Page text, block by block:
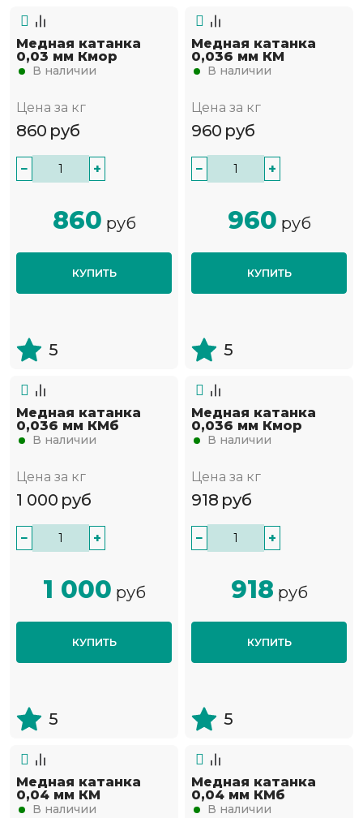
Медная катанка
0,03 мм Кмор
В наличии
Цена за кг
860 руб
− +
860 руб
КУПИТЬ
5
Медная катанка
0,036 мм КМ
В наличии
Цена за кг
960 руб
− +
960 руб
КУПИТЬ
5
Медная катанка
0,036 мм КМб
В наличии
Цена за кг
1 000 руб
− +
1 000 руб
КУПИТЬ
5
Медная катанка
0,036 мм Кмор
В наличии
Цена за кг
918 руб
− +
918 руб
КУПИТЬ
5
Медная катанка
0,04 мм КМ
В наличии
Медная катанка
0,04 мм КМб
В наличии